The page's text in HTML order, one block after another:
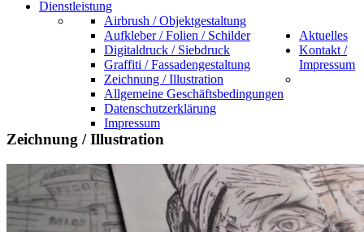
Dienstleistung
Airbrush / Objektgestaltung
Aufkleber / Folien / Schilder
Digitaldruck / Siebdruck
Graffiti / Fassadengestaltung
Zeichnung / Illustration
Aktuelles
Kontakt /
Impressum
Allgemeine Geschäftsbedingungen
Datenschutzerklärung
Impressum
Zeichnung / Illustration